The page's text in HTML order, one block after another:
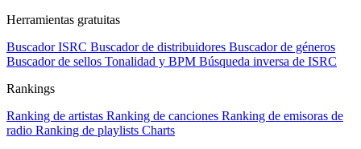
Herramientas gratuitas
Buscador ISRC Buscador de distribuidores Buscador de géneros
Buscador de sellos Tonalidad y BPM Búsqueda inversa de ISRC
Rankings
Ranking de artistas Ranking de canciones Ranking de emisoras de
radio Ranking de playlists Charts